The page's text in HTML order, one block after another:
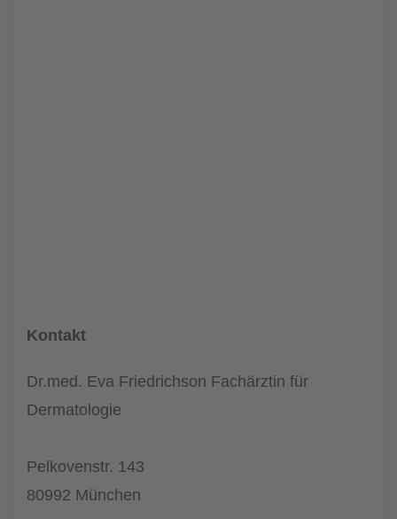
Kontakt
Dr.med. Eva Friedrichson Fachärztin für
Dermatologie
Pelkovenstr. 143
80992 München